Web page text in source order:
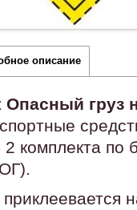
описание
Опасный груз
2 комплекта по
приклеевается